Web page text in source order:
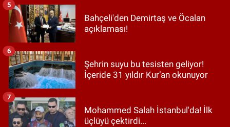
Bahçeli'den Demirtaş ve Öcalan
açıklaması!
5
Şehrin suyu bu tesisten geliyor!
İçeride 31 yıldır Kur’an okunuyor
6
Mohammed Salah İstanbul'da! İlk
üçlüyü çektirdi...
7